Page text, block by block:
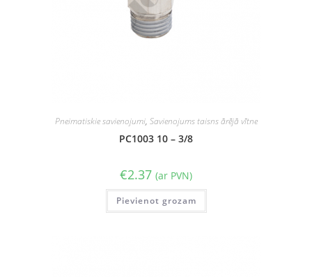
Pneimatiskie savienojumi, Savienojums taisns ārējā vītne
PC1003 10 – 3/8
€2.37 (ar PVN)
Pievienot grozam